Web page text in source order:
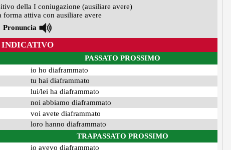
della I coniugazione (ausiliare avere)
forma attiva con ausiliare avere
Pronuncia
INDICATIVO
PASSATO PROSSIMO
io ho diaframmato
tu hai diaframmato
lui/lei ha diaframmato
noi abbiamo diaframmato
voi avete diaframmato
loro hanno diaframmato
TRAPASSATO PROSSIMO
io avevo diaframmato